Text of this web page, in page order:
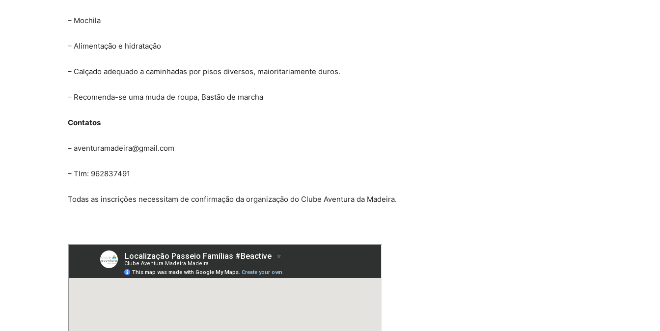
– Mochila
– Alimentação e hidratação
– Calçado adequado a caminhadas por pisos diversos, maioritariamente duros.
– Recomenda-se uma muda de roupa, Bastão de marcha
Contatos
– aventuramadeira@gmail.com
– Tlm: 962837491
Todas as inscrições necessitam de confirmação da organização do Clube Aventura da Madeira.